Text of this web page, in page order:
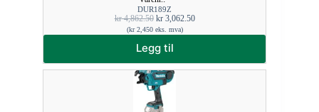
DUR189Z
kr4,862.50 kr3,062.50
(kr2,450eks. mva)
Legg til